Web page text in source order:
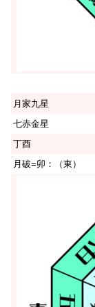
月家九星
七赤金星
丁酉
月破=卯：（東）